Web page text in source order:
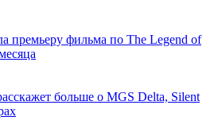
премьеру фильма по The Legend of
больше о MGS Delta, Silent